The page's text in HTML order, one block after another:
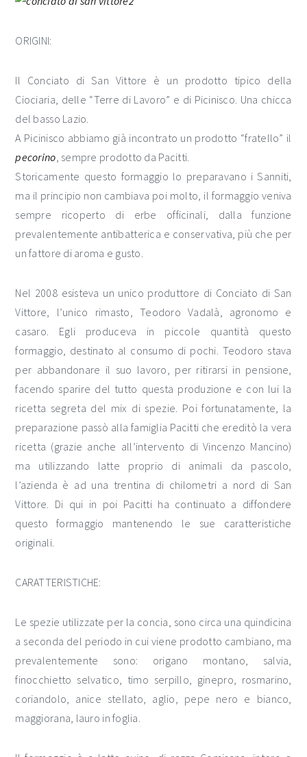
ORIGINI:
Il Conciato di San Vittore è un prodotto tipico della
Ciociaria, delle “Terre di Lavoro” e di Picinisco. Una chicca
del basso Lazio.
A Picinisco abbiamo già incontrato un prodotto “fratello” il
pecorino, sempre prodotto da Pacitti.
Storicamente questo formaggio lo preparavano i Sanniti,
ma il principio non cambiava poi molto, il formaggio veniva
sempre ricoperto di erbe officinali, dalla funzione
prevalentemente antibatterica e conservativa, più che per
un fattore di aroma e gusto.
Nel 2008 esisteva un unico produttore di Conciato di San
Vittore, l’unico rimasto, Teodoro Vadalà, agronomo e
casaro. Egli produceva in piccole quantità questo
formaggio, destinato al consumo di pochi. Teodoro stava
per abbandonare il suo lavoro, per ritirarsi in pensione,
facendo sparire del tutto questa produzione e con lui la
ricetta segreta del mix di spezie. Poi fortunatamente, la
preparazione passò alla famiglia Pacitti che ereditò la vera
ricetta (grazie anche all’intervento di Vincenzo Mancino)
ma utilizzando latte proprio di animali da pascolo,
l’azienda è ad una trentina di chilometri a nord di San
Vittore. Di qui in poi Pacitti ha continuato a diffondere
questo formaggio mantenendo le sue caratteristiche
originali.
CARATTERISTICHE:
Le spezie utilizzate per la concia, sono circa una quindicina
a seconda del periodo in cui viene prodotto cambiano, ma
prevalentemente sono: origano montano, salvia,
finocchietto selvatico, timo serpillo, ginepro, rosmarino,
coriandolo, anice stellato, aglio, pepe nero e bianco,
maggiorana, lauro in foglia.